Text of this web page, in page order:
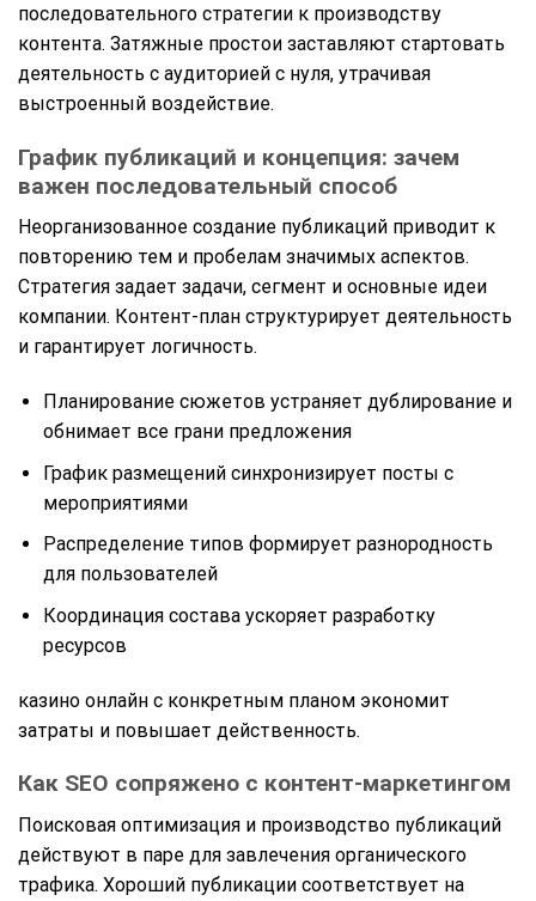
последовательного стратегии к производству
контента. Затяжные простои заставляют стартовать
деятельность с аудиторией с нуля, утрачивая
выстроенный воздействие.
График публикаций и концепция: зачем
важен последовательный способ
Неорганизованное создание публикаций приводит к
повторению тем и пробелам значимых аспектов.
Стратегия задает задачи, сегмент и основные идеи
компании. Контент-план структурирует деятельность
и гарантирует логичность.
Планирование сюжетов устраняет дублирование и
обнимает все грани предложения
График размещений синхронизирует посты с
мероприятиями
Распределение типов формирует разнородность
для пользователей
Координация состава ускоряет разработку
ресурсов
казино онлайн с конкретным планом экономит
затраты и повышает действенность.
Как SEO сопряжено с контент-маркетингом
Поисковая оптимизация и производство публикаций
действуют в паре для завлечения органического
трафика. Хороший публикации соответствует на